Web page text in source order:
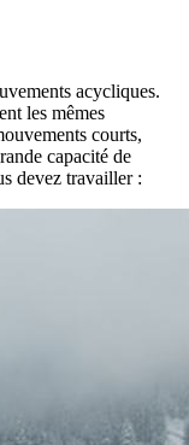
acycliques.
les mêmes
courts,
capacité de
devez travailler :